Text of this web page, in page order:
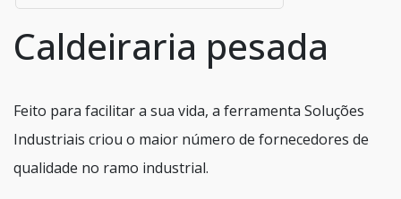
Caldeiraria pesada
Feito para facilitar a sua vida, a ferramenta Soluções
Industriais criou o maior número de fornecedores de
qualidade no ramo industrial.